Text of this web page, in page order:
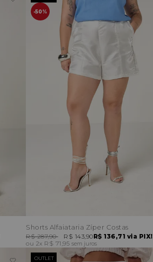
50%
Shorts Alfaiataria Zíper Costas
R$ 136,71 via PIX!
R$ 287,90
R$ 143,90
2x R$ 71,95 sem juros
OUTLET